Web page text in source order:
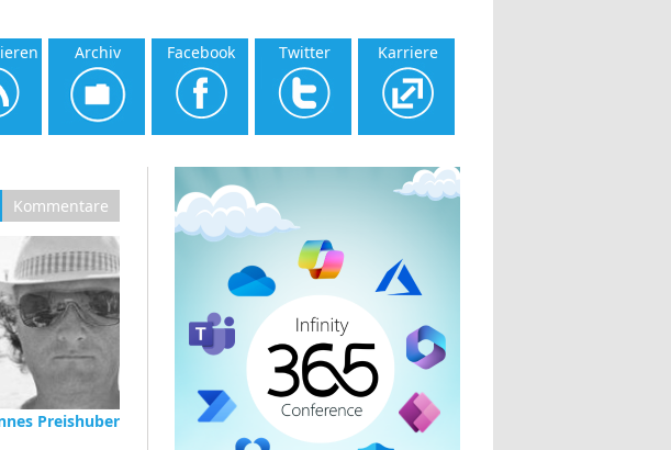
Archiv Facebook Twitter Karriere
Kommentare
Preishuber